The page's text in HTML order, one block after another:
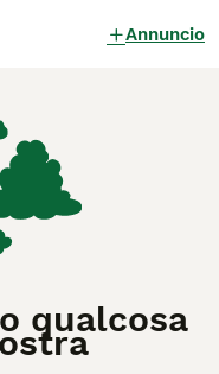
Annuncio
qualcosa